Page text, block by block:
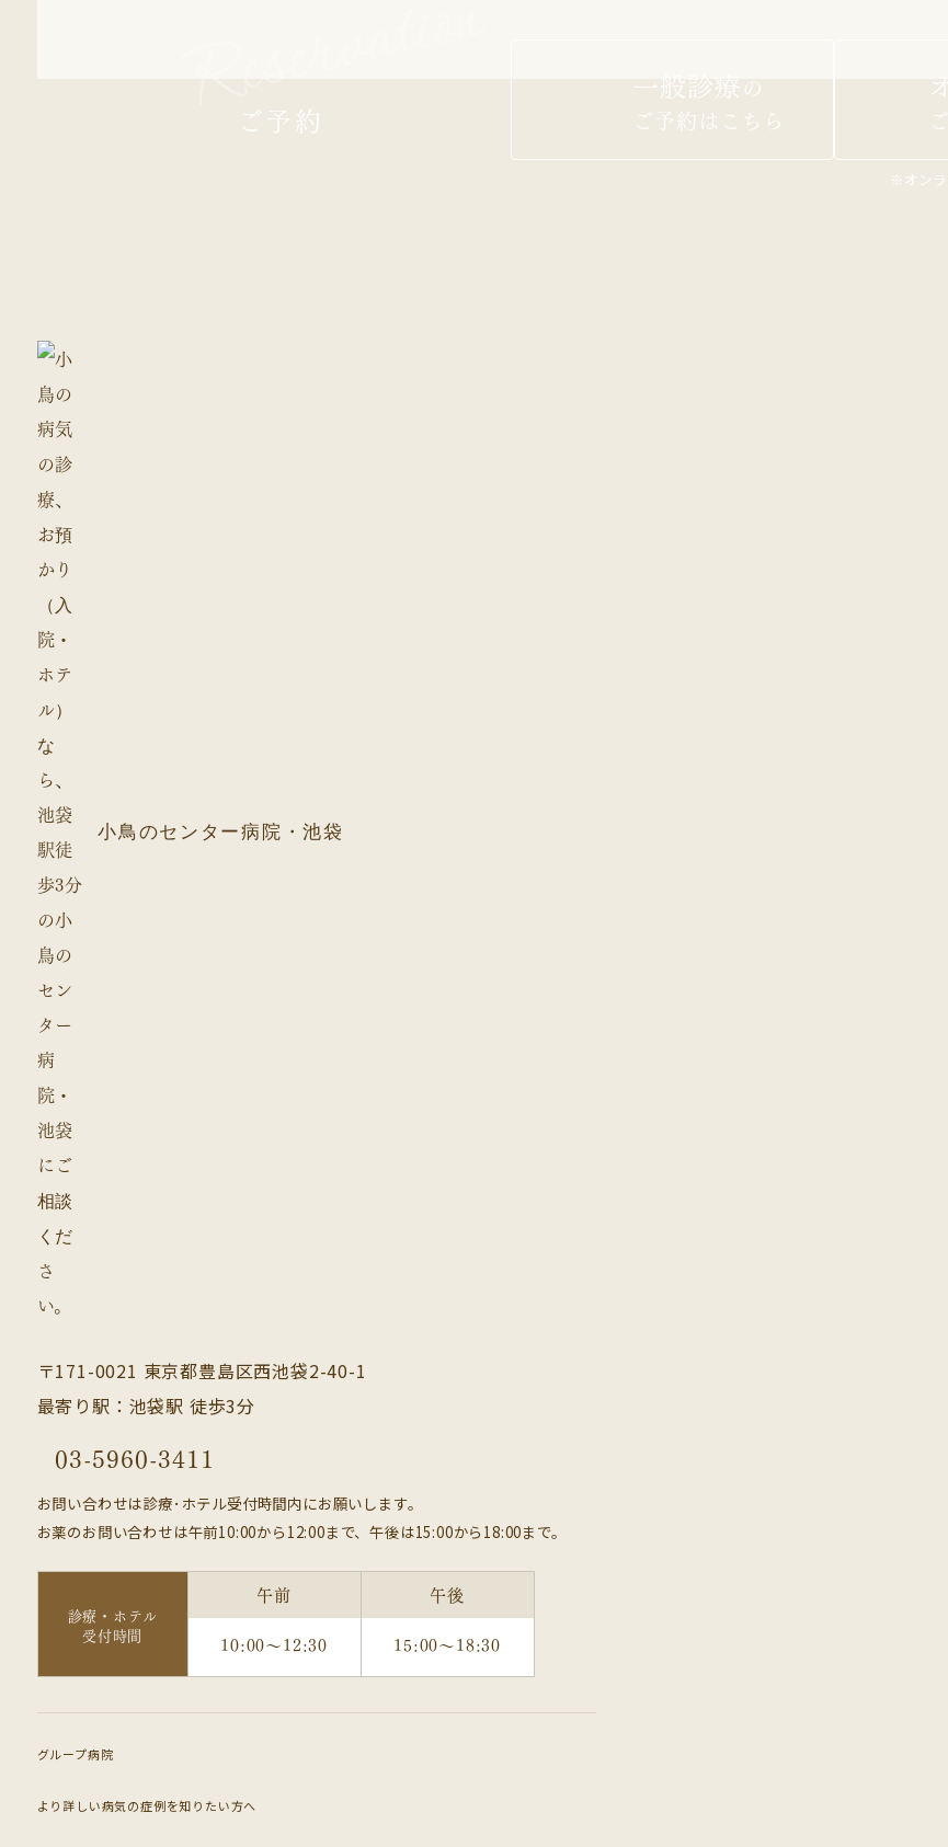
ご予約
一般診療 の
ご予約はこちら
※オンラ
小鳥のセンター病院・池袋
〒171-0021 東京都豊島区西池袋2-40-1
最寄り駅：池袋駅 徒歩3分
03-5960-3411
お問い合わせは診療･ホテル受付時間内にお願いします。
お薬のお問い合わせは午前10:00から12:00まで、午後は15:00から18:00まで。
診療・ホテル
受付時間
午前 午後
10:00～12:30 15:00～18:30
グループ病院
より詳しい病気の症例を知りたい方へ